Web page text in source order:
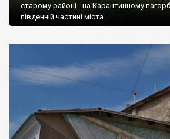
старому районі - на Карантинному
південній частині міста.